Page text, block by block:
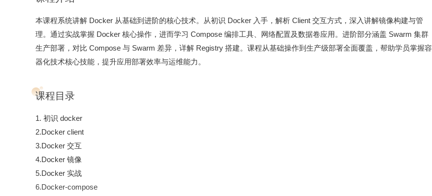
本课程系统讲解 Docker 从基础到进阶的核心技术。从初识 Docker 入手，解析 Client 交互方式，深入讲解镜像构建与管
理。通过实战掌握 Docker 核心操作，进而学习 Compose 编排工具、网络配置及数据卷应用。进阶部分涵盖 Swarm 集群
生产部署，对比 Compose 与 Swarm 差异，详解 Registry 搭建。课程从基础操作到生产级部署全面覆盖，帮助学员掌握容
器化技术核心技能，提升应用部署效率与运维能力。
课程目录
1. 初识 docker
2.Docker client
3.Docker 交互
4.Docker 镜像
5.Docker 实战
6.Docker-compose